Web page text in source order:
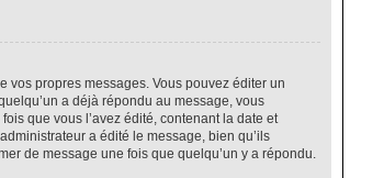
vos propres messages. Vous pouvez éditer un
a déjà répondu au message, vous
que vous l’avez édité, contenant la date et
a édité le message, bien qu’ils
de message une fois que quelqu’un y a répondu.